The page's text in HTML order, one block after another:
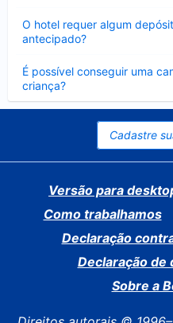
O hotel requer algum
antecipado?
É possível conseguir uma
criança?
Contraído
Cadastre
Versão para
Como trabalhamos
Declaração
Declaração de
Sobre a